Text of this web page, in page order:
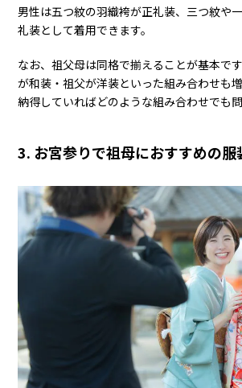
男性は五つ紋の羽織袴が正礼装、三つ紋や
礼装として着用できます。
なお、祖父母は同格で揃えることが基本で
が和装・祖父が洋装といった組み合わせも
納得していればどのような組み合わせでも問
3. お宮参りで祖母におすすめの服